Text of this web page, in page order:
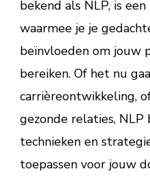
bekend als NLP, is
waarmee je je
beïnvloeden om jouw
bereiken. Of het nu
carrièreontwikkeling,
gezonde relaties,
technieken en
toepassen voor jouw